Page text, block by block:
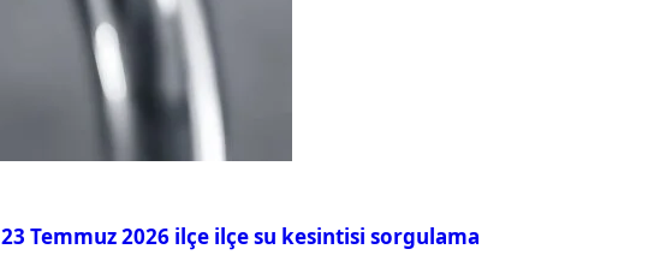
Temmuz 2026 ilçe ilçe su kesintisi sorgulama